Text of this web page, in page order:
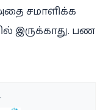
சமாளிக்க
இருக்காது. பண